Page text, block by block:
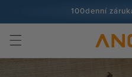
100denní
Více než 100